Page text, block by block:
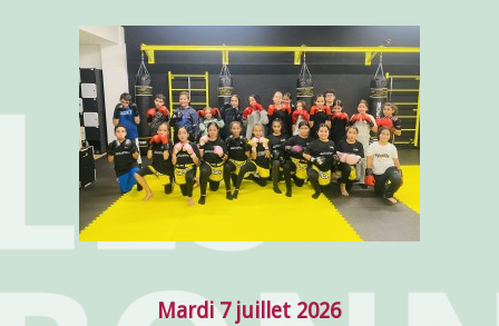
Mardi 7 juillet 2026